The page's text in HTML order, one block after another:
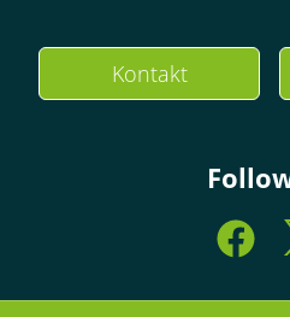
Kontakt